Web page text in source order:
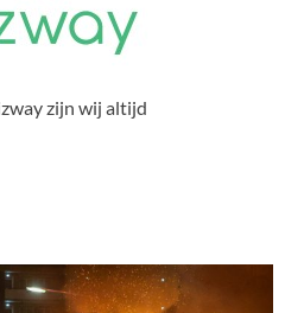
zijn wij altijd